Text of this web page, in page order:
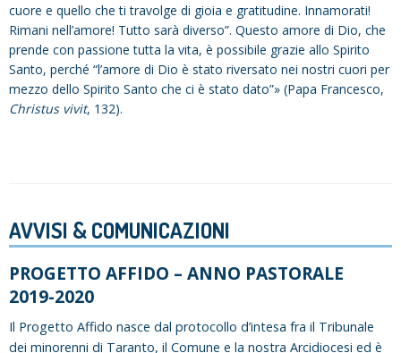
cuore e quello che ti travolge di gioia e gratitudine. Innamorati!
Rimani nell’amore! Tutto sarà diverso”. Questo amore di Dio, che
prende con passione tutta la vita, è possibile grazie allo Spirito
Santo, perché “l’amore di Dio è stato riversato nei nostri cuori per
mezzo dello Spirito Santo che ci è stato dato”» (Papa Francesco,
Christus vivit, 132).
AVVISI & COMUNICAZIONI
PROGETTO AFFIDO – ANNO PASTORALE
2019-2020
Il Progetto Affido nasce dal protocollo d’intesa fra il Tribunale
dei minorenni di Taranto, il Comune e la nostra Arcidiocesi ed è